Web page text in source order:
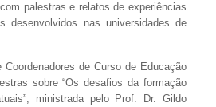
palestras e relatos de experiências
desenvolvidos nas universidades de
de Curso de Educação
sobre “Os desafios da formação
ministrada pelo Prof. Dr. Gildo